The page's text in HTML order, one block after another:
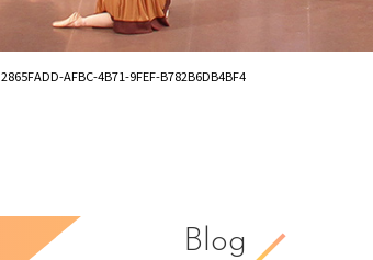
2865FADD-AFBC-4B71-9FEF-B782B6DB4BF4
Blog